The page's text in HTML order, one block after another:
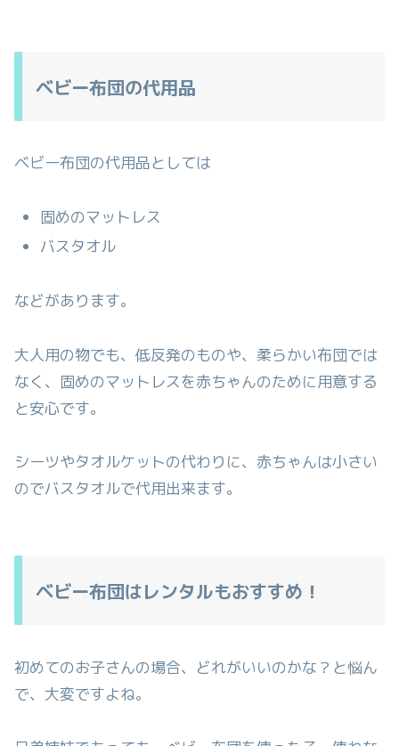
ベビー布団の代用品
ベビー布団の代用品としては
固めのマットレス
バスタオル
などがあります。
大人用の物でも、低反発のものや、柔らかい布団では
なく、固めのマットレスを赤ちゃんのために用意する
と安心です。
シーツやタオルケットの代わりに、赤ちゃんは小さい
のでバスタオルで代用出来ます。
ベビー布団はレンタルもおすすめ！
初めてのお子さんの場合、どれがいいのかな？と悩ん
で、大変ですよね。